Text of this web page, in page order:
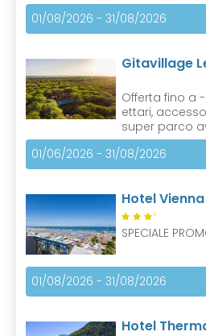
01/08/2026 - 31/08/2026
Gitavillage
Offerta fino a
ettari,
super parco
01/06/2026 - 31/08/2026
Hotel
S
SPECIALE
01/08/2026 - 31/08/2026
Hotel